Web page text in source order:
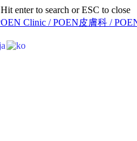
Hit enter to search or ESC to close